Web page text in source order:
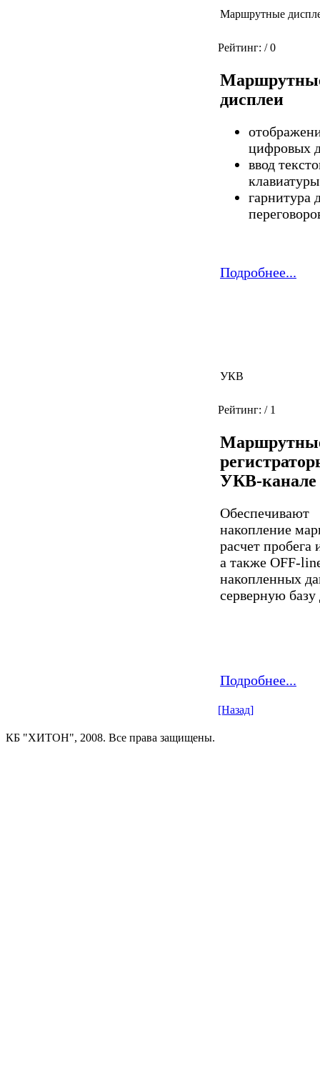
Маршрутные
Рейтинг: / 0
дисплеи
цифровых
ввод
клавиатуры
гарнитура
Подробнее...
УКВ
Рейтинг: / 1
УКВ-канале
Обеспечивают
накопление
расчет пробега
а также OFF-
накопленных
серверную
Подробнее...
[Назад]
КБ "ХИТОН", 2008. Все права защищены.